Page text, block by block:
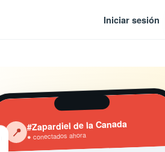
Iniciar sesión
‹ 📍 #Zapardiel de la Canada
● conectados ahora